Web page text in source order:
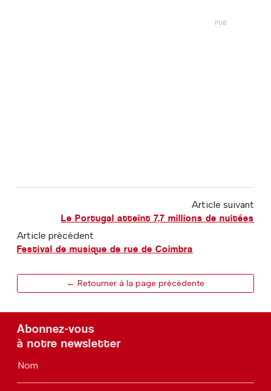
Article suivant
Le Portugal atteint 7,7 millions de nuitées
Article précédent
Festival de musique de rue de Coimbra
← Retourner à la page précédente
Abonnez-vous
à notre newsletter
Nom